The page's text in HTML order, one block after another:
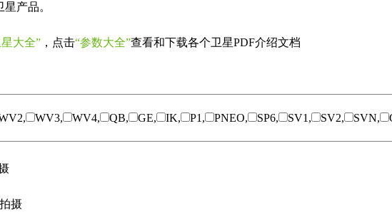
产品。
大全” ，点击“参数大全”查看和下载各个卫星PDF介绍文档
WV3, WV4, QB, GE, IK, P1, PNEO, SP6, SV1, SV2, SVN,
摄